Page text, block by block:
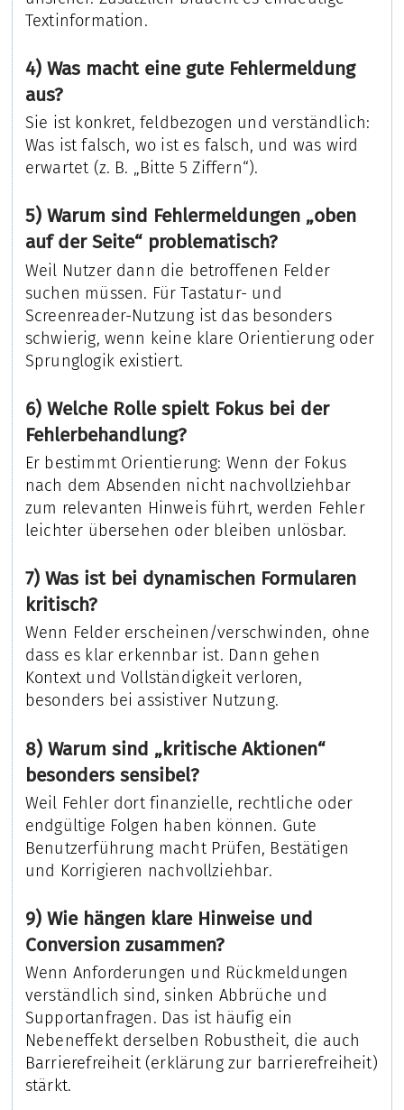
Textinformation.
4) Was macht eine gute Fehlermeldung
aus?
Sie ist konkret, feldbezogen und verständlich:
Was ist falsch, wo ist es falsch, und was wird
erwartet (z. B. „Bitte 5 Ziffern“).
5) Warum sind Fehlermeldungen „oben
auf der Seite“ problematisch?
Weil Nutzer dann die betroffenen Felder
suchen müssen. Für Tastatur- und
Screenreader-Nutzung ist das besonders
schwierig, wenn keine klare Orientierung oder
Sprunglogik existiert.
6) Welche Rolle spielt Fokus bei der
Fehlerbehandlung?
Er bestimmt Orientierung: Wenn der Fokus
nach dem Absenden nicht nachvollziehbar
zum relevanten Hinweis führt, werden Fehler
leichter übersehen oder bleiben unlösbar.
7) Was ist bei dynamischen Formularen
kritisch?
Wenn Felder erscheinen/verschwinden, ohne
dass es klar erkennbar ist. Dann gehen
Kontext und Vollständigkeit verloren,
besonders bei assistiver Nutzung.
8) Warum sind „kritische Aktionen“
besonders sensibel?
Weil Fehler dort finanzielle, rechtliche oder
endgültige Folgen haben können. Gute
Benutzerführung macht Prüfen, Bestätigen
und Korrigieren nachvollziehbar.
9) Wie hängen klare Hinweise und
Conversion zusammen?
Wenn Anforderungen und Rückmeldungen
verständlich sind, sinken Abbrüche und
Supportanfragen. Das ist häufig ein
Nebeneffekt derselben Robustheit, die auch
Barrierefreiheit (erklärung zur barrierefreiheit)
stärkt.